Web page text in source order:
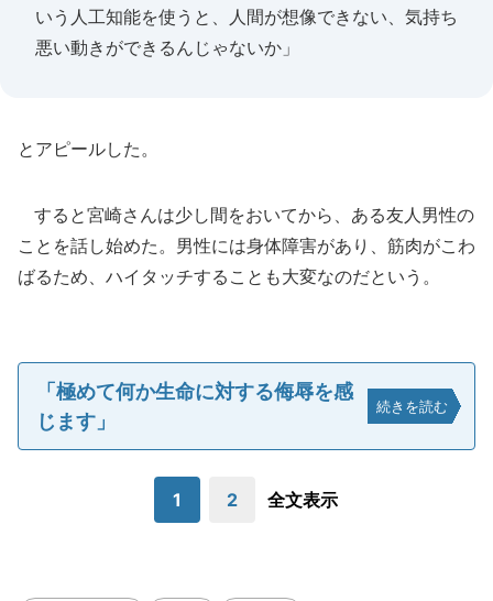
いう人工知能を使うと、人間が想像できない、気持ち
悪い動きができるんじゃないか」
とアピールした。
すると宮崎さんは少し間をおいてから、ある友人男性の
ことを話し始めた。男性には身体障害があり、筋肉がこわ
ばるため、ハイタッチすることも大変なのだという。
「極めて何か生命に対する侮辱を感
じます」
続きを読む
1 2 全文表示